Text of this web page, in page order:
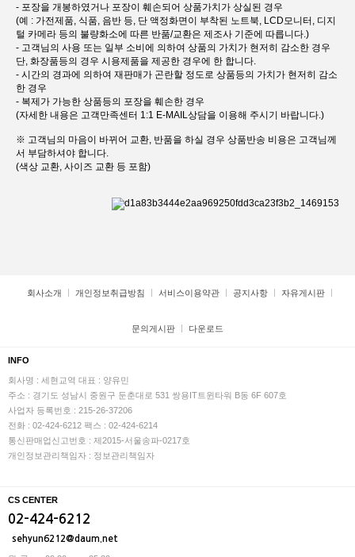
- 포장을 개봉하였거나 포장이 훼손되어 상품가치가 상실된 경우
(예 : 가전제품, 식품, 음반 등, 단 액정화면이 부착된 노트북, LCD모니터, 디지
털 카메라 등의 불량화소에 따른 반품/교환은 제조사 기준에 따릅니다.)
- 고객님의 사용 또는 일부 소비에 의하여 상품의 가치가 현저히 감소한 경우
단, 화장품등의 경우 시용제품을 제공한 경우에 한 합니다.
- 시간의 경과에 의하여 재판매가 곤란할 정도로 상품등의 가치가 현저히 감소
한 경우
- 복제가 가능한 상품등의 포장을 훼손한 경우
(자세한 내용은 고객만족센터 1:1 E-MAIL상담을 이용해 주시기 바랍니다.)
※ 고객님의 마음이 바뀌어 교환, 반품을 하실 경우 상품반송 비용은 고객님께
서 부담하셔야 합니다.
(색상 교환, 사이즈 교환 등 포함)
회사소개 개인정보취급방침 서비스이용약관 공지사항 자유게시판
문의게시판 다운로드
INFO
회사명 : 세현교역 대표 : 양유민
주소 : 경기도 성남시 중원구 둔춘대로 531 쌍용IT트윈타워 B동 6F 607호
사업자 등록번호 : 215-26-37206
전화 : 02-424-6212 팩스 : 02-424-6214
통신판매업신고번호 : 제2015-서울송파-0217호
개인정보관리책임자 : 정보관리책임자
CS CENTER
02-424-6212
sehyun6212@daum.net